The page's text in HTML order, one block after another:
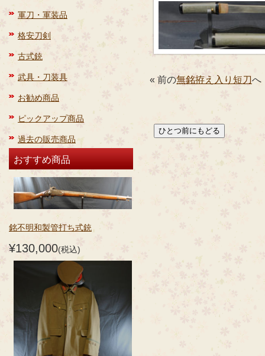
軍刀・軍装品
格安刀剣
古式銃
武具・刀装具
お勧め商品
ピックアップ商品
過去の販売商品
おすすめ商品
銘不明和製管打ち式銃
¥130,000(税込)
« 前の無銘拵え入り短刀へ